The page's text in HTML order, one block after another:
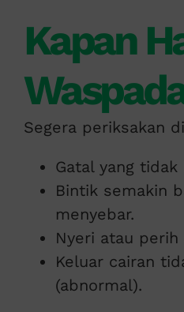
Kapan
Segera periksakan
Gatal yang tidak
Bintik semakin
menyebar.
Nyeri atau perih
Keluar cairan
(abnormal).